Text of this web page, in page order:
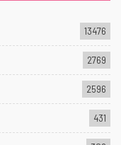
13476
2769
2596
431